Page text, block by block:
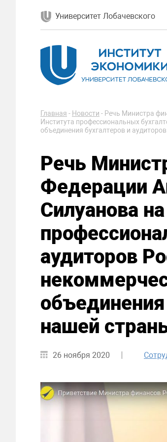
Университет Лобачевского
Главная - Новости - Речь Министра
Института профессиональных
объединения бухгалтеров и
Речь
Федерации
Силуанова
аудиторов
объединения
нашей
26 ноября 2020